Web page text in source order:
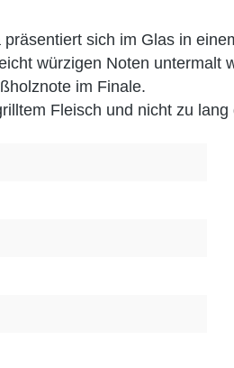
sich im Glas in
würzigen Noten
im Finale.
Fleisch und nicht zu